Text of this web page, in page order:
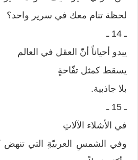
لحظة تنام معك في سرير واحد؟
ـ 14 ـ
يبدو أحياناً أنّ العقل في العالم
يسقط كمثل تفّاحةٍ
بلا جاذبية.
ـ 15 ـ
في الأشلاء الآلاتِ
وفي الشمسِ العربيّةِ التي تنهض